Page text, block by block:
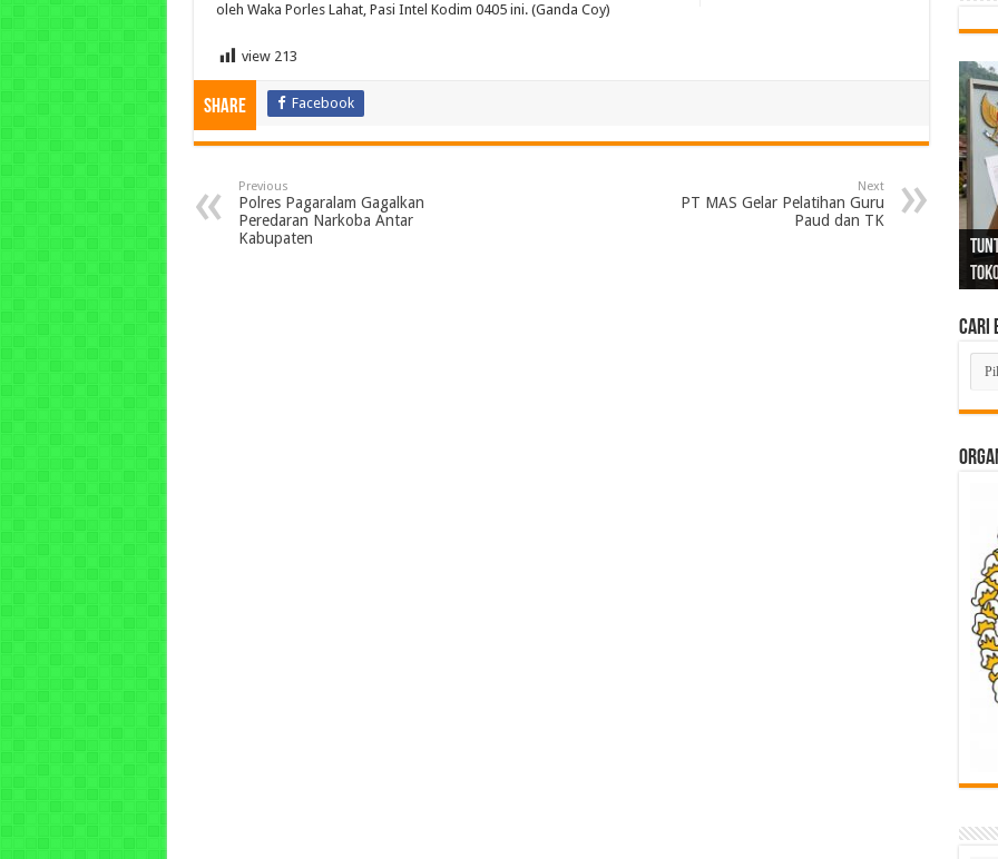
oleh Waka Porles Lahat, Pasi Intel Kodim 0405 ini. (Ganda Coy)
view 213
Share Facebook
Previous
Polres Pagaralam Gagalkan
Peredaran Narkoba Antar
Kabupaten
Next
PT MAS Gelar Pelatihan Guru
Paud dan TK
Cari
Cari
di